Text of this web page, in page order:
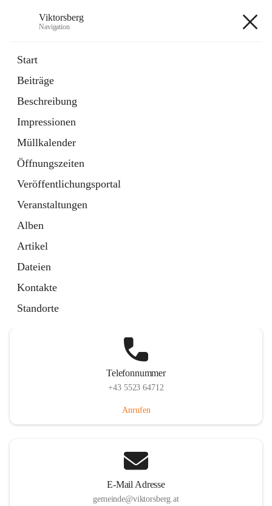
Viktorsberg
Navigation
Start
Beiträge
Beschreibung
Impressionen
Müllkalender
Öffnungszeiten
Veröffentlichungsportal
Veranstaltungen
Alben
Artikel
Dateien
Kontakte
Standorte
1 Schnellzugriff
Bürgerservice
10 Schnellzugriffe
Telefonnummer
+43 5523 64712
Anrufen
E-Mail Adresse
gemeinde@viktorsberg.at